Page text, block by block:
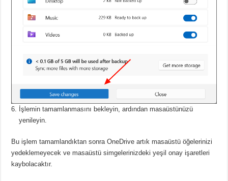
İşlemin tamamlanmasını bekleyin, ardından masaüstünüzü
yenileyin.
Bu işlem tamamlandıktan sonra OneDrive artık masaüstü öğelerinizi
yedeklemeyecek ve masaüstü simgelerinizdeki yeşil onay işaretleri
kaybolacaktır.